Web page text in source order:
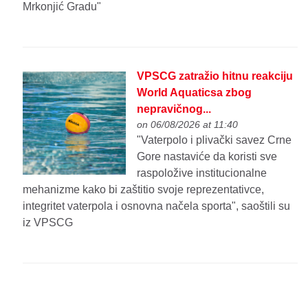
Mrkonjić Gradu"
VPSCG zatražio hitnu reakciju
World Aquaticsa zbog
nepravičnog...
on 06/08/2026 at 11:40
"Vaterpolo i plivački savez Crne
Gore nastaviće da koristi sve
raspoložive institucionalne
mehanizme kako bi zaštitio svoje reprezentativce,
integritet vaterpola i osnovna načela sporta", saoštili su
iz VPSCG